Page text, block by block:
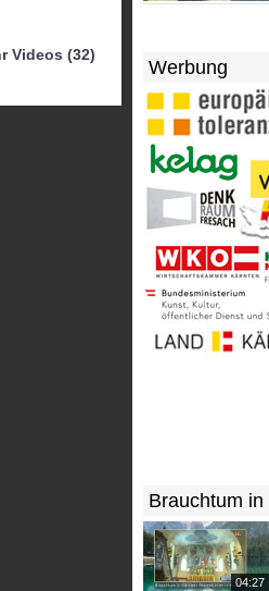
Videos (32)
Werbung
Brauchtum
04:27